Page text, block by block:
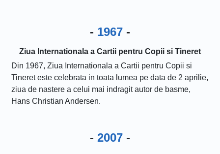
- 1967 -
Ziua Internationala a Cartii pentru Copii si Tineret
Din 1967, Ziua Internationala a Cartii pentru Copii si
Tineret este celebrata in toata lumea pe data de 2 aprilie,
ziua de nastere a celui mai indragit autor de basme,
Hans Christian Andersen.
- 2007 -